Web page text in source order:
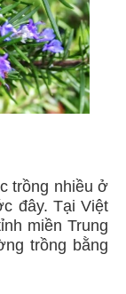
trồng nhiều ở
đây. Tại Việt
miền Trung
trồng bằng